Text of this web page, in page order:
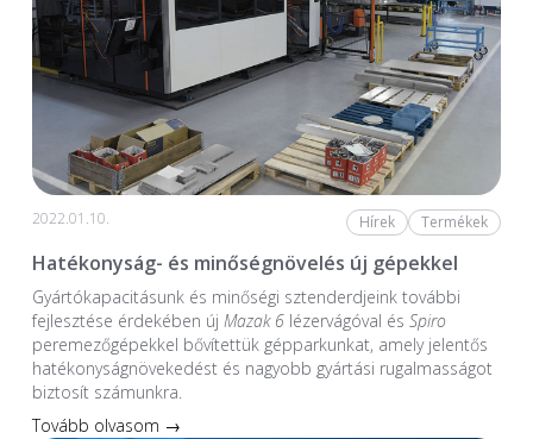
2022.01.10. Hírek Termékek
Hatékonyság- és minőségnövelés új gépekkel
Gyártókapacitásunk és minőségi sztenderdjeink további
fejlesztése érdekében új Mazak 6lézervágóval és Spiro
peremezőgépekkel bővítettük gépparkunkat, amely jelentős
hatékonyságnövekedést és nagyobb gyártási rugalmasságot
biztosít számunkra.
Tovább olvasom →